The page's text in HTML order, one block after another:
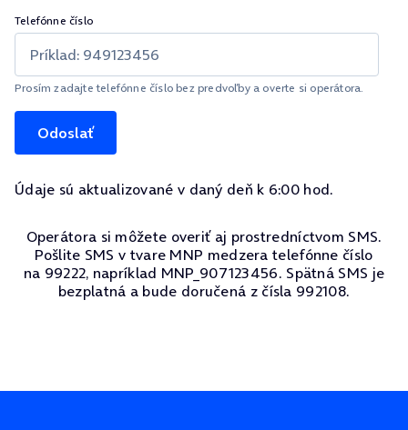
Telefónne číslo
Prosím zadajte telefónne číslo bez predvoľby a overte si operátora.
Odoslať
Údaje sú aktualizované v daný deň k 6:00 hod.
Operátora si môžete overiť aj prostredníctvom SMS.
Pošlite SMS v tvare MNP medzera telefónne číslo
na 99222, napríklad MNP_907123456. Spätná SMS je
bezplatná a bude doručená z čísla 992108.